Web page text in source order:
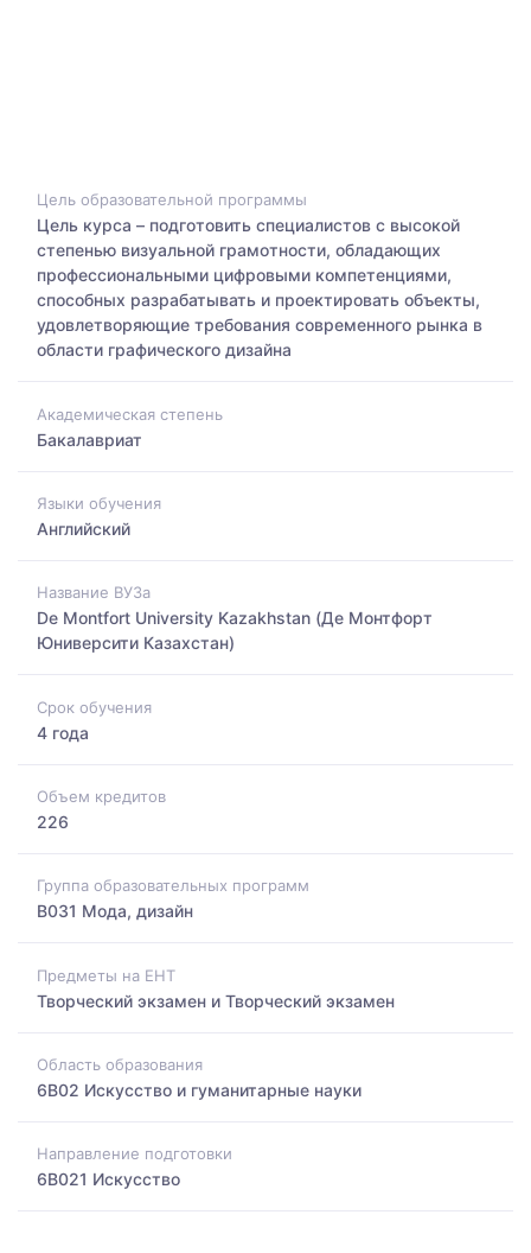
Цель образовательной программы
Цель курса – подготовить специалистов с высокой
степенью визуальной грамотности, обладающих
профессиональными цифровыми компетенциями,
способных разрабатывать и проектировать объекты,
удовлетворяющие требования современного рынка в
области графического дизайна
Академическая степень
Бакалавриат
Языки обучения
Английский
Название ВУЗа
De Montfort University Kazakhstan (Де Монтфорт
Юниверсити Казахстан)
Срок обучения
4 года
Объем кредитов
226
Группа образовательных программ
B031 Мода, дизайн
Предметы на ЕНТ
Творческий экзамен и Творческий экзамен
Область образования
6B02 Искусство и гуманитарные науки
Направление подготовки
6B021 Искусство